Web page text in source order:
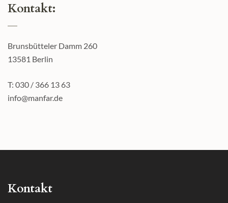
Kontakt:
Brunsbütteler Damm 260
13581 Berlin
T: 030 / 366 13 63
info@manfar.de
Kontakt